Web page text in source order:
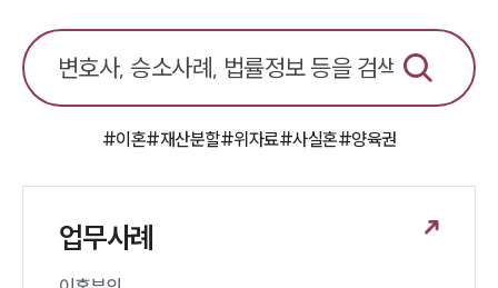
법률 블로그
뉴스레터/브로슈어
#이혼#재산분할#위자료#사실혼#양육권
업무사례